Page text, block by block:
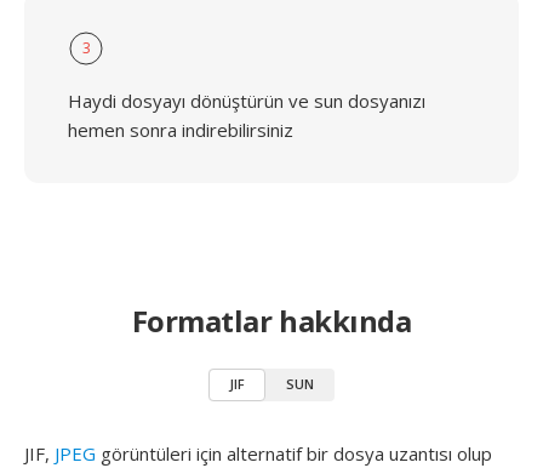
3
Haydi dosyayı dönüştürün ve sun dosyanızı
hemen sonra indirebilirsiniz
Formatlar hakkında
JIF SUN
JIF, JPEG görüntüleri için alternatif bir dosya uzantısı olup